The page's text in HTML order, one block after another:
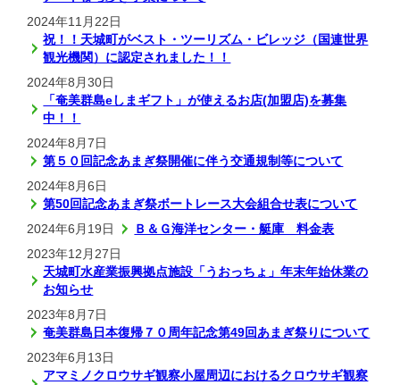
2024年11月22日
祝！！天城町がベスト・ツーリズム・ビレッジ（国連世界
観光機関）に認定されました！！
2024年8月30日
「奄美群島eしまギフト」が使えるお店(加盟店)を募集
中！！
2024年8月7日
第５０回記念あまぎ祭開催に伴う交通規制等について
2024年8月6日
第50回記念あまぎ祭ボートレース大会組合せ表について
2024年6月19日
Ｂ＆Ｇ海洋センター・艇庫 料金表
2023年12月27日
天城町水産業振興拠点施設「うおっちょ」年末年始休業の
お知らせ
2023年8月7日
奄美群島日本復帰７０周年記念第49回あまぎ祭りについて
2023年6月13日
アマミノクロウサギ観察小屋周辺におけるクロウサギ観察